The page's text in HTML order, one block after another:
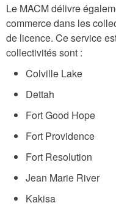
Le MACM délivre
commerce dans les
de licence. Ce service
collectivités sont :
Colville Lake
Dettah
Fort Good Hope
Fort Providence
Fort Resolution
Jean Marie River
Kakisa